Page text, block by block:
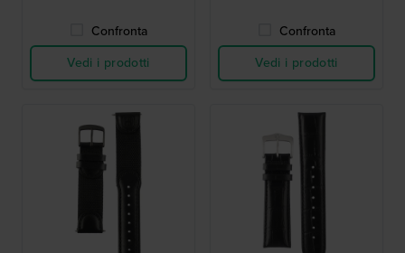
Confronta
Vedi i prodotti
Confronta
Vedi i prodotti